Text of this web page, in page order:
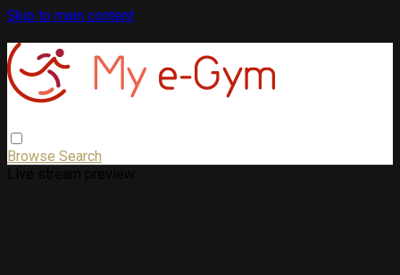
Skip to main content
Browse Search